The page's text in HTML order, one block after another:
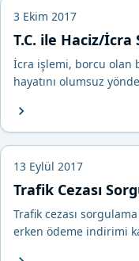
3 Ekim 2017
T.C. ile Haciz/İcra
İcra işlemi, borcu olan
hayatını olumsuz
13 Eylül 2017
Trafik Cezası
Trafik cezası
erken ödeme indirimi